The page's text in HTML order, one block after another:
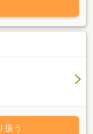
扱う